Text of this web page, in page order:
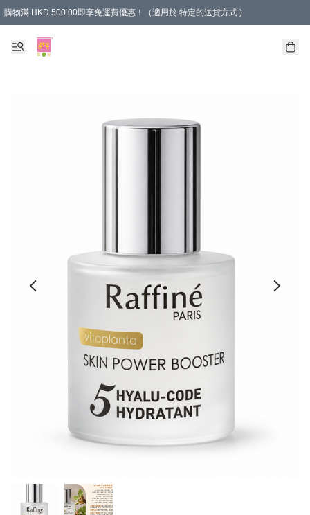
購物滿 HKD 500.00即享免運費優惠！（適用於 特定的送貨方式 )